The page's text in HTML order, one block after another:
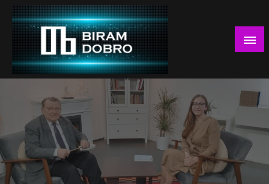
Skip
content
Biram DOBRO
… jer BUDUĆNOST nema drugo IME!